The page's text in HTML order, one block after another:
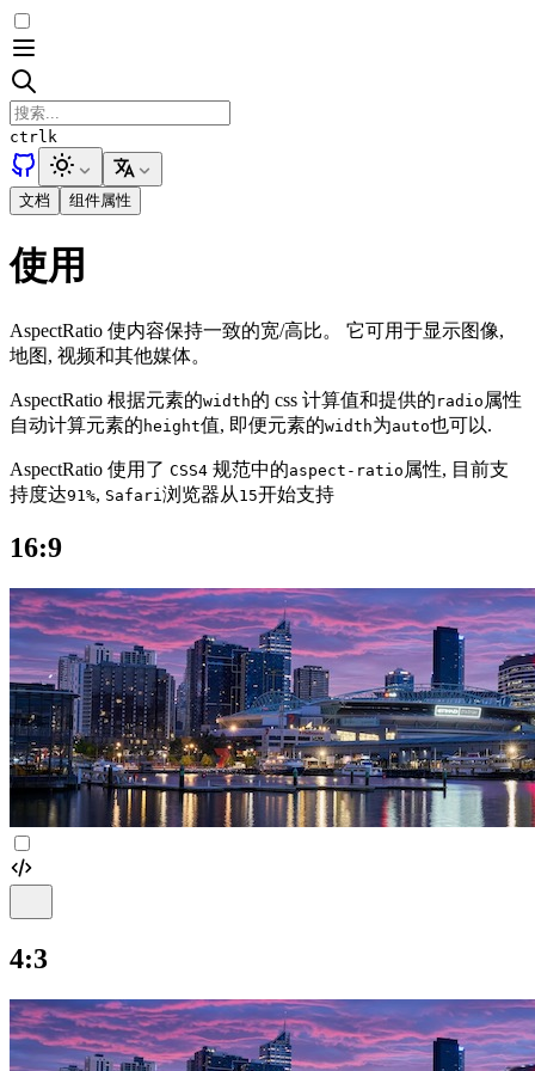
ctrl k
文档 组件属性
使用
AspectRatio 使内容保持一致的宽/高比。 它可用于显示图像,
地图, 视频和其他媒体。
AspectRatio 根据元素的width的 css 计算值和提供的 radio 属性
自动计算元素的 height值, 即便元素的width为auto也可以.
AspectRatio 使用了 CSS4 规范中的aspect-ratio 属性, 目前支
持度达91%, Safari 浏览器从 15开始支持
16:9
4:3